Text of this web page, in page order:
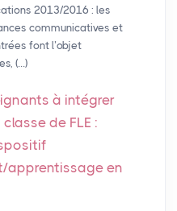
2013/2016 : les
communicatives et
font l’objet
(…)
à intégrer
classe de FLE :
apprentissage en